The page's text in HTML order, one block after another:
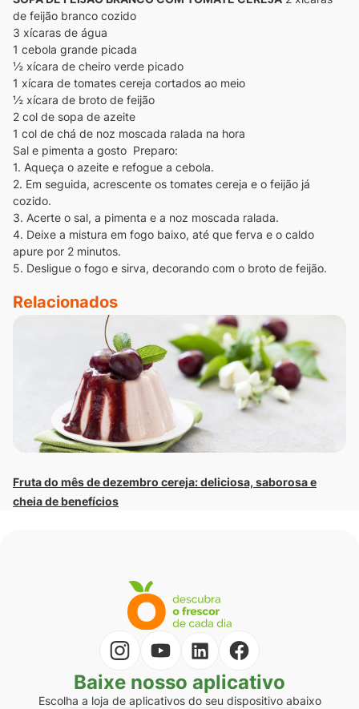
de feijão branco cozido
3 xícaras de água
1 cebola grande picada
½ xícara de cheiro verde picado
1 xícara de tomates cereja cortados ao meio
½ xícara de broto de feijão
2 col de sopa de azeite
1 col de chá de noz moscada ralada na hora
Sal e pimenta a gosto Preparo:
1. Aqueça o azeite e refogue a cebola.
2. Em seguida, acrescente os tomates cereja e o feijão já
cozido.
3. Acerte o sal, a pimenta e a noz moscada ralada.
4. Deixe a mistura em fogo baixo, até que ferva e o caldo
apure por 2 minutos.
5. Desligue o fogo e sirva, decorando com o broto de feijão.
Relacionados
Fruta do mês de dezembro cereja: deliciosa, saborosa e
cheia de benefícios
Baixe nosso aplicativo
Escolha a loja de aplicativos do seu dispositivo abaixo